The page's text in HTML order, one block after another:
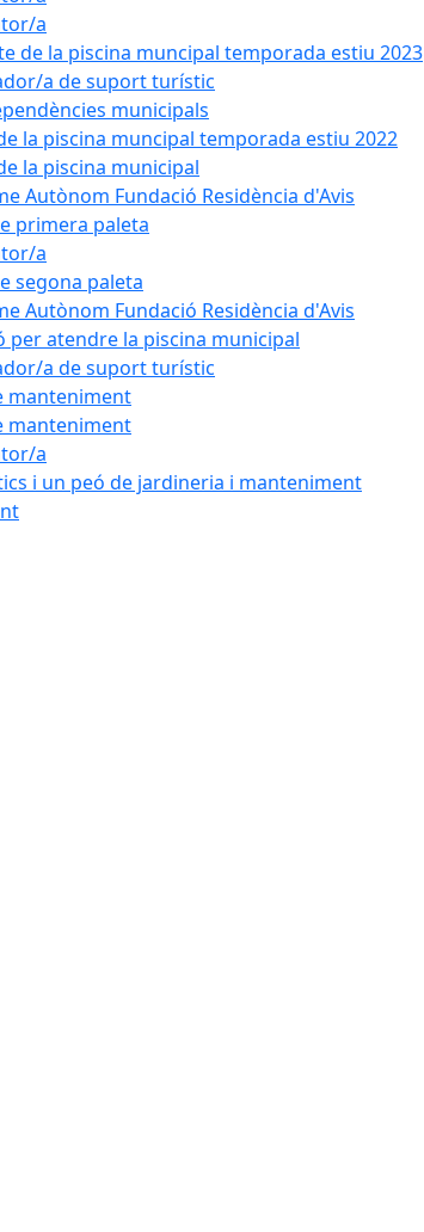
a
de la piscina muncipal temporada estiu 2023
a de suport turístic
municipals
la piscina muncipal temporada estiu 2022
la piscina municipal
Autònom Fundació Residència d'Avis
primera paleta
a
segona paleta
Autònom Fundació Residència d'Avis
per atendre la piscina municipal
a de suport turístic
manteniment
manteniment
a
i un peó de jardineria i manteniment